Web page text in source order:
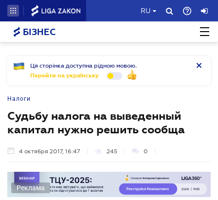
RU
БІЗНЕС
Ця сторінка доступна рідною мовою.
Перейти на українську
Налоги
Судьбу налога на выведенный
капитал нужно решить сообща
4 октября 2017, 16:47 245 0
Реклама